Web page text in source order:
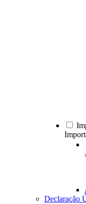
Declaração